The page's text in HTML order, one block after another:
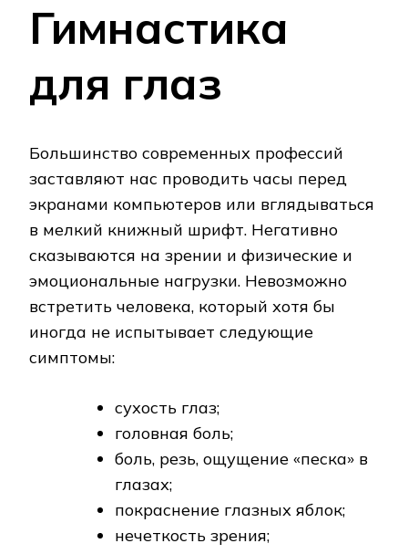
Гимнастика
для глаз
Большинство современных профессий
заставляют нас проводить часы перед
экранами компьютеров или вглядываться
в мелкий книжный шрифт. Негативно
сказываются на зрении и физические и
эмоциональные нагрузки. Невозможно
встретить человека, который хотя бы
иногда не испытывает следующие
симптомы:
сухость глаз;
головная боль;
боль, резь, ощущение «песка» в
глазах;
покраснение глазных яблок;
нечеткость зрения;